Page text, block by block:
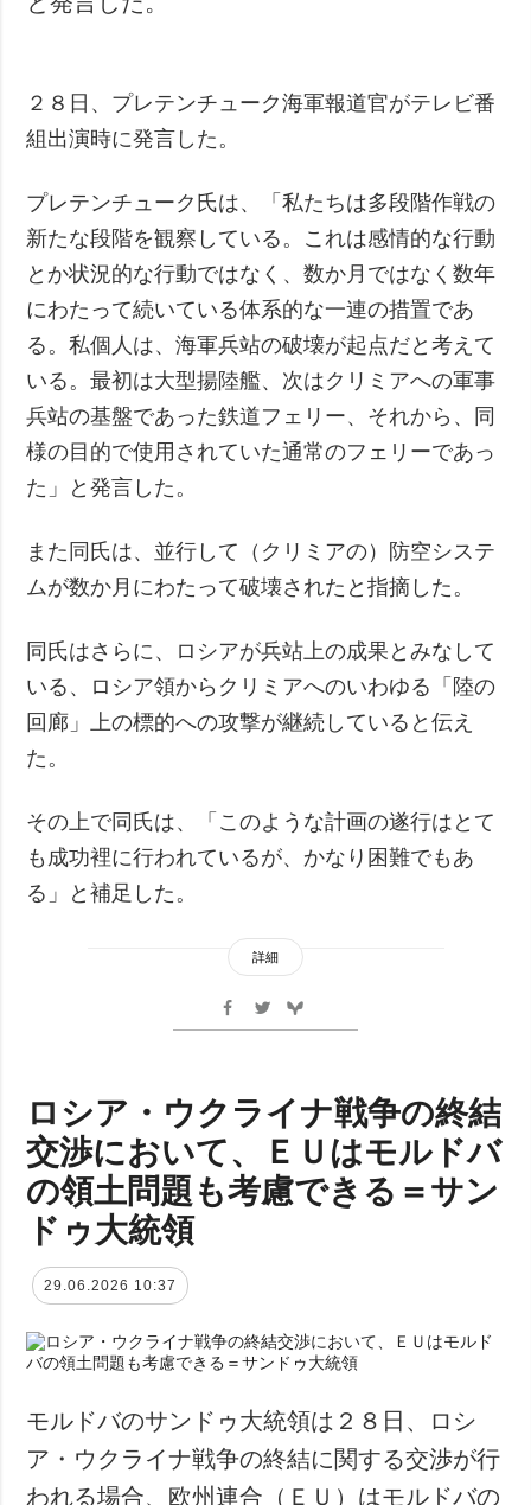
２８日、プレテンチューク海軍報道官がテレビ番
組出演時に発言した。
プレテンチューク氏は、「私たちは多段階作戦の
新たな段階を観察している。これは感情的な行動
とか状況的な行動ではなく、数か月ではなく数年
にわたって続いている体系的な一連の措置であ
る。私個人は、海軍兵站の破壊が起点だと考えて
いる。最初は大型揚陸艦、次はクリミアへの軍事
兵站の基盤であった鉄道フェリー、それから、同
様の目的で使用されていた通常のフェリーであっ
た」と発言した。
また同氏は、並行して（クリミアの）防空システ
ムが数か月にわたって破壊されたと指摘した。
同氏はさらに、ロシアが兵站上の成果とみなして
いる、ロシア領からクリミアへのいわゆる「陸の
回廊」上の標的への攻撃が継続していると伝え
た。
その上で同氏は、「このような計画の遂行はとて
も成功裡に行われているが、かなり困難でもあ
る」と補足した。
詳細
ロシア・ウクライナ戦争の終結
交渉において、ＥＵはモルドバ
の領土問題も考慮できる＝サン
ドゥ大統領
29.06.2026 10:37
モルドバのサンドゥ大統領は２８日、ロシ
ア・ウクライナ戦争の終結に関する交渉が行
われる場合、欧州連合（ＥＵ）はモルドバの